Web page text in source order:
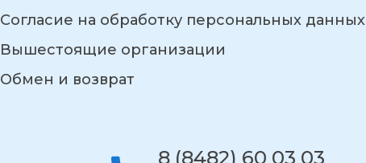
Согласие на обработку персональных данных
Вышестоящие организации
Обмен и возврат
8 (8482) 60 03 03